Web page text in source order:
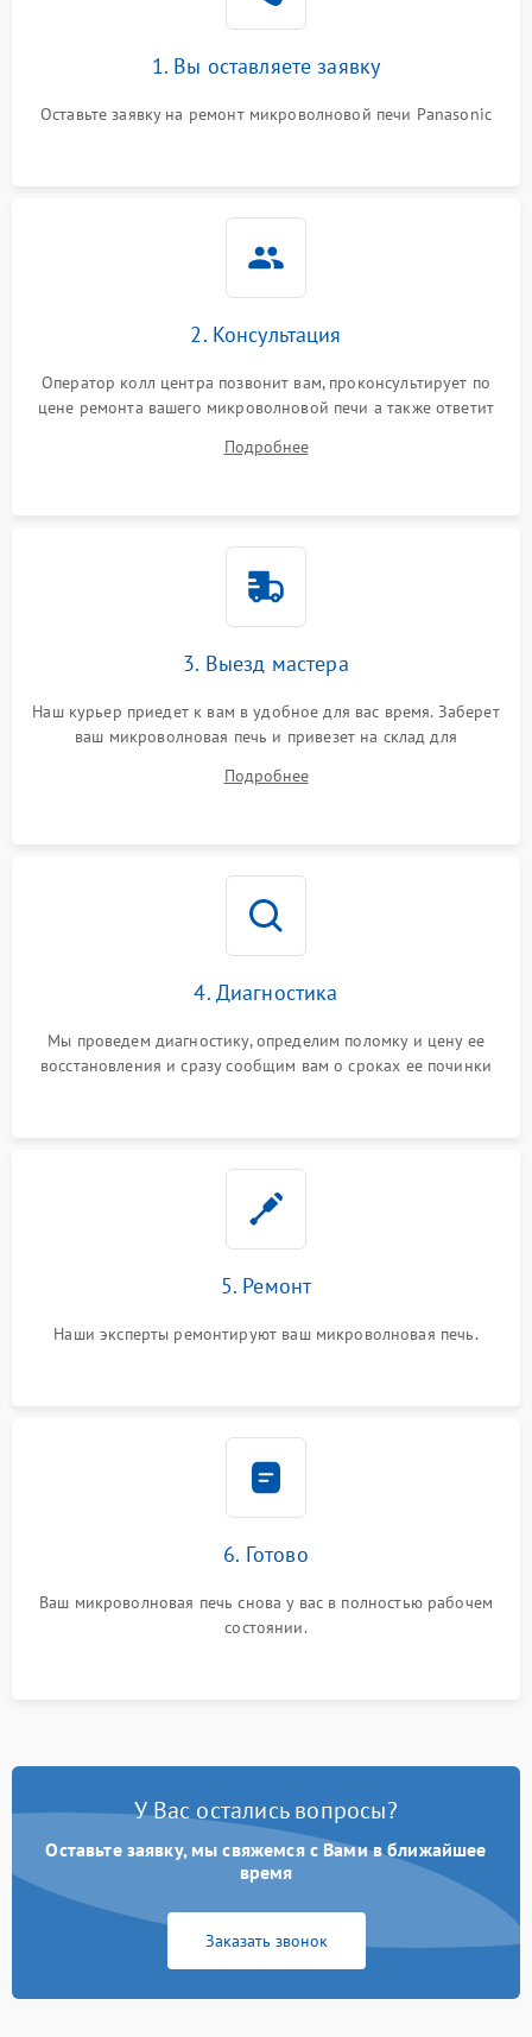
2200 ₽
Не работают сенсорные
1000 ₽
1. Вы оставляете заявку
Оставьте заявку на ремонт микроволновой печи Panasonic
2. Консультация
Оператор колл центра позвонит вам, проконсультирует по
цене ремонта вашего микроволновой печи а также ответит
Подробнее
3. Выезд мастера
Наш курьер приедет к вам в удобное для вас время. Заберет
ваш микроволновая печь и привезет на склад для
Подробнее
4. Диагностика
Мы проведем диагностику, определим поломку и цену ее
восстановления и сразу сообщим вам о сроках ее починки
5. Ремонт
Наши эксперты ремонтируют ваш микроволновая печь.
6. Готово
Ваш микроволновая печь снова у вас в полностью рабочем
состоянии.
У Вас остались вопросы?
Оставьте заявку, мы свяжемся с Вами в ближайшее
время
Заказать звонок